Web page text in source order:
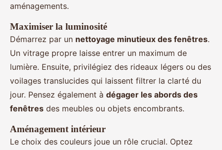
aménagements.
Maximiser la luminosité
Démarrez par un nettoyage minutieux des fenêtres.
Un vitrage propre laisse entrer un maximum de
lumière. Ensuite, privilégiez des rideaux légers ou des
voilages translucides qui laissent filtrer la clarté du
jour. Pensez également à dégager les abords des
fenêtres des meubles ou objets encombrants.
Aménagement intérieur
Le choix des couleurs joue un rôle crucial. Optez